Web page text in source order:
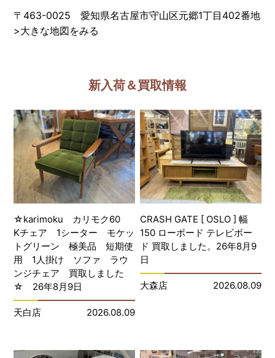
〒463-0025 愛知県名古屋市守山区元郷1丁目402番地
>大きな地図をみる
新入荷＆買取情報
☆karimoku カリモク60
Kチェア 1シーター モケッ
トグリーン 極美品 短期使
用 1人掛け ソファ ラウ
ンジチェア 買取しました
☆ 26年8月9日
天白店 2026.08.09
CRASH GATE [ OSLO ] 幅
150 ローボード テレビボー
ド 買取しました。26年8月9
日
大森店 2026.08.09